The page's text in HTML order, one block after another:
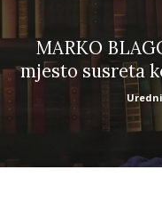
MARKO
mjesto susreta